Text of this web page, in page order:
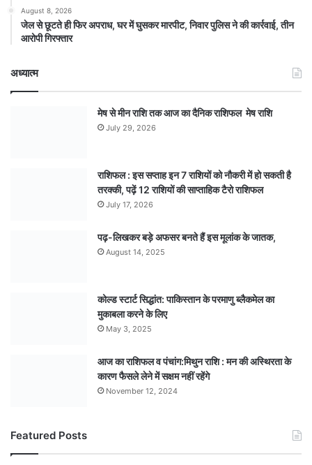
August 8, 2026
जेल से छूटते ही फिर अपराध, घर में घुसकर मारपीट, निवार पुलिस ने की कार्रवाई, तीन
आरोपी गिरफ्तार
अध्यात्म
मेष से मीन राशि तक आज का दैनिक राशिफल मेष राशि
July 29, 2026
राशिफल : इस सप्ताह इन 7 राशियों को नौकरी में हो सकती है
तरक्की, पढ़ें 12 राशियों की साप्ताहिक टैरो राशिफल
July 17, 2026
पढ़-लिखकर बड़े अफसर बनते हैं इस मूलांक के जातक,
August 14, 2025
कोल्ड स्टार्ट सिद्धांत: पाकिस्तान के परमाणु ब्लैकमेल का
मुकाबला करने के लिए
May 3, 2025
आज का राशिफल व पंचांग:मिथुन राशि : मन की अस्थिरता के
कारण फैसले लेने में सक्षम नहीं रहेंगे
November 12, 2024
Featured Posts